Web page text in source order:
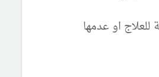
للعلاج او عدمها